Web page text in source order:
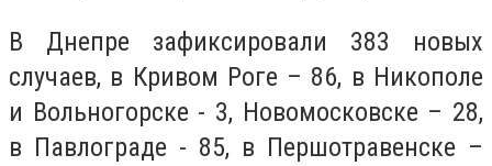
В Днепре зафиксировали 383 новых
случаев, в Кривом Роге – 86, в Никополе
и Вольногорске - 3, Новомосковске – 28,
в Павлограде - 85, в Першотравенске –